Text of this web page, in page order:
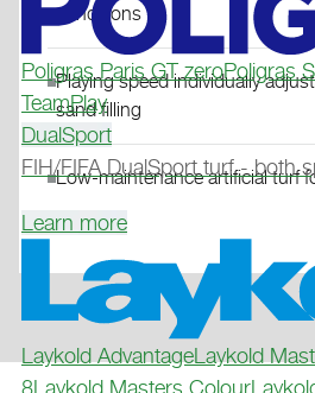
Poligras Paris GT zeroPoligras
TeamPlay
DualSport
FIH/FIFA DualSport turf - both
Learn more
Laykold AdvantageLaykold
8Laykold Masters Colour
conditions
Playing speed individually
sand filling
Low-maintenance artificial turf